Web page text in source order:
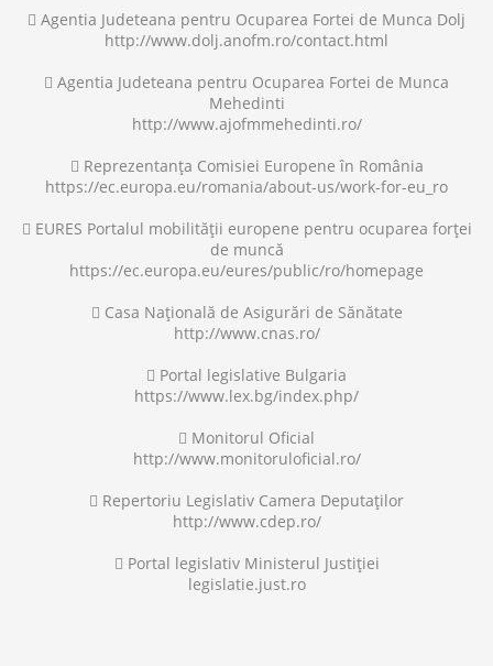
 Agentia Judeteana pentru Ocuparea Fortei de Munca Dolj
http://www.dolj.anofm.ro/contact.html
 Agentia Judeteana pentru Ocuparea Fortei de Munca
Mehedinti
http://www.ajofmmehedinti.ro/
 Reprezentanța Comisiei Europene în România
https://ec.europa.eu/romania/about-us/work-for-eu_ro
 EURES Portalul mobilităţii europene pentru ocuparea forţei
de muncă
https://ec.europa.eu/eures/public/ro/homepage
 Casa Naţională de Asigurări de Sănătate
http://www.cnas.ro/
 Portal legislative Bulgaria
https://www.lex.bg/index.php/
 Monitorul Oficial
http://www.monitoruloficial.ro/
 Repertoriu Legislativ Camera Deputaților
http://www.cdep.ro/
 Portal legislativ Ministerul Justiției
legislatie.just.ro